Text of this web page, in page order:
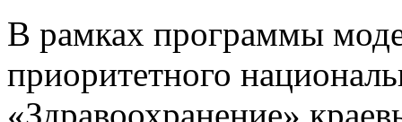
В рамках программы
приоритетного